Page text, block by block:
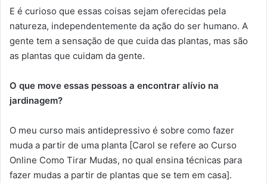
E é curioso que essas coisas sejam oferecidas pela
natureza, independentemente da ação do ser humano. A
gente tem a sensação de que cuida das plantas, mas são
as plantas que cuidam da gente.
O que move essas pessoas a encontrar alívio na
jardinagem?
O meu curso mais antidepressivo é sobre como fazer
muda a partir de uma planta [Carol se refere ao Curso
Online Como Tirar Mudas, no qual ensina técnicas para
fazer mudas a partir de plantas que se tem em casa].